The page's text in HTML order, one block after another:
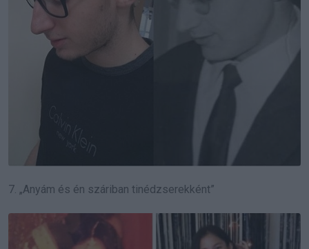
7. „Anyám és én száriban tinédzserekként”